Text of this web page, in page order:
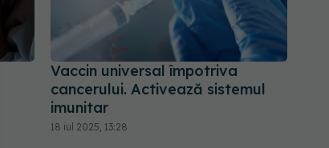
Vaccin universal împotriva
cancerului. Activează sistemul
imunitar
18 iul 2025, 13:28